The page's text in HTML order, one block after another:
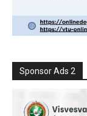
Sponsor Ads 2